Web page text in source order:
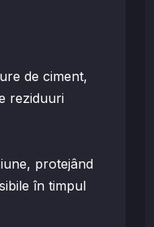
de ciment,
reziduuri
protejând
în timpul